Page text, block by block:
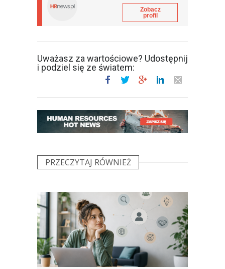
Zobacz
profil
Uważasz za wartościowe? Udostępnij
i podziel się ze światem:
PRZECZYTAJ RÓWNIEŻ